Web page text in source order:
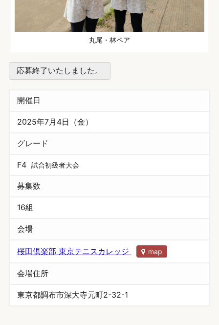
丸尾・林ペア
応募終了いたしました。
開催日
2025年7月4日（金）
グレード
F4 試合初級者大会
募集数
16組
会場
桜田倶楽部 東京テニスカレッジ map
会場住所
東京都調布市深大寺元町2-32-1